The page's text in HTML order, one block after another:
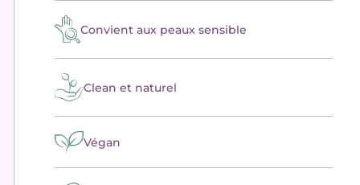
Convient aux peaux sensible
Clean et naturel
Végan